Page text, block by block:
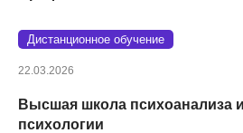
Дистанционное обучение
22.03.2026
Высшая школа психоанализа
психологии